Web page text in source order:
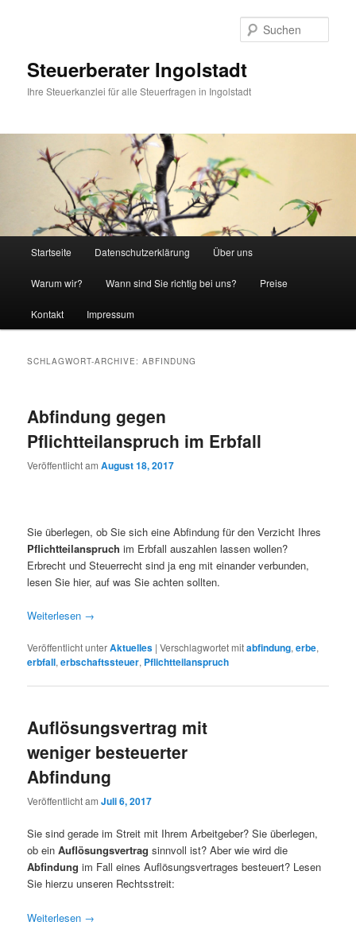
Steuerberater Ingolstadt
Ihre Steuerkanzlei für alle Steuerfragen in Ingolstadt
Zum
Inhalt
wechseln
Zum
sekundären
Inhalt
wechseln
Startseite Datenschutzerklärung Über uns
Warum wir? Wann sind Sie richtig bei uns? Preise
Kontakt Impressum
SCHLAGWORT-ARCHIVE:ABFINDUNG
Abfindung gegen
Pflichtteilanspruch im Erbfall
Veröffentlicht amAugust 18, 2017
Sie überlegen, ob Sie sich eine Abfindung für den Verzicht Ihres
Pflichtteilanspruch im Erbfall auszahlen lassen wollen?
Erbrecht und Steuerrecht sind ja eng mit einander verbunden,
lesen Sie hier, auf was Sie achten sollten.
Weiterlesen →
Veröffentlicht unterAktuelles |Verschlagwortet mitabfindung,erbe,
erbfall,erbschaftssteuer, Pflichtteilanspruch
Auflösungsvertrag mit
weniger besteuerter
Abfindung
Veröffentlicht amJuli 6, 2017
Sie sind gerade im Streit mit Ihrem Arbeitgeber? Sie überlegen,
ob einAuflösungsvertrag sinnvoll ist? Aber wie wird die
Abfindung im Fall eines Auflösungsvertrages besteuert? Lesen
Sie hierzu unseren Rechtsstreit:
Weiterlesen →